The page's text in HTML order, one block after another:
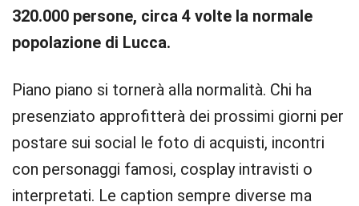
320.000 persone, circa 4 volte la normale
popolazione di Lucca.
Piano piano si tornerà alla normalità. Chi ha
presenziato approfitterà dei prossimi giorni per
postare sui social le foto di acquisti, incontri
con personaggi famosi, cosplay intravisti o
interpretati. Le caption sempre diverse ma